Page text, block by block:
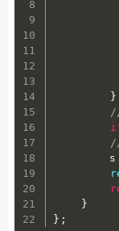
}
        s
}
} ;